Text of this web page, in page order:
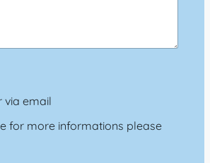
via email
for more informations please